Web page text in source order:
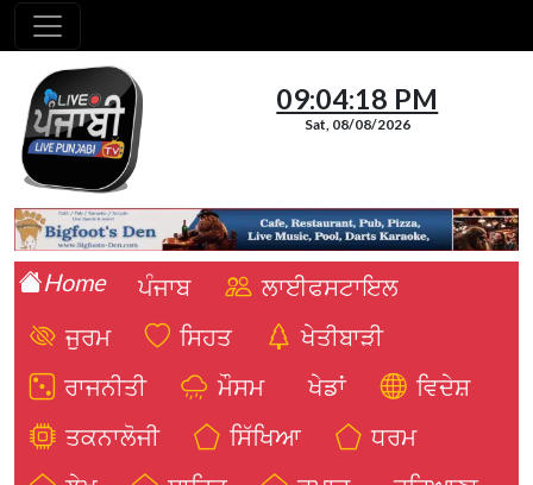
09:04:20 PM
Sat, 08/08/2026
Home ਪੰਜਾਬ
ਲਾਈਫਸਟਾਇਲ
ਜੁਰਮ
ਸਿਹਤ
ਖੇਤੀਬਾੜੀ
ਰਾਜਨੀਤੀ
ਮੌਸਮ ਖੇਡਾਂ
ਵਿਦੇਸ਼
ਤਕਨਾਲੋਜੀ
ਸਿੱਖਿਆ
ਧਰਮ